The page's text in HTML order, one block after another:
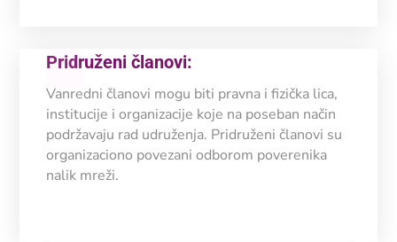
Pridruženi članovi:
Vanredni članovi mogu biti pravna i fizička lica,
institucije i organizacije koje na poseban način
podržavaju rad udruženja. Pridruženi članovi su
organizaciono povezani odborom poverenika
nalik mreži.